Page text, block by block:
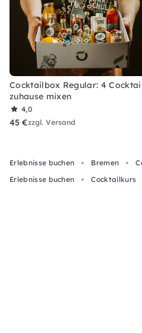
Cocktailbox Regular: 4
zuhause mixen
4,0
45 €zzgl. Versand
Erlebnisse buchen Bremen
Erlebnisse buchen
Cocktailkurs